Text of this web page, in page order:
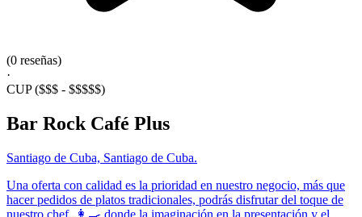
(0 reseñas)
·
CUP($$$ - $$$$$)
Bar Rock Café Plus
Santiago de Cuba, Santiago de Cuba.
Una oferta con calidad es la prioridad en nuestro negocio, más que
hacer pedidos de platos tradicionales, podrás disfrutar del toque de
nuestro chef, 👩‍🍳 donde la imaginación en la presentación y el